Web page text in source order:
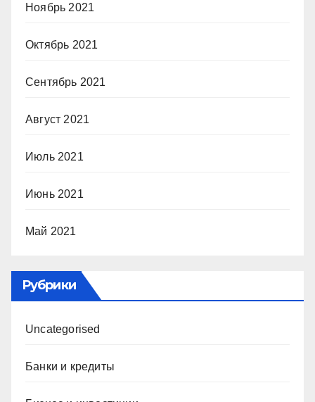
Ноябрь 2021
Октябрь 2021
Сентябрь 2021
Август 2021
Июль 2021
Июнь 2021
Май 2021
Рубрики
Uncategorised
Банки и кредиты